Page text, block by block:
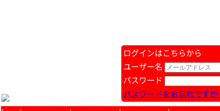
ログインはこちらから
ユーザー名
パスワード
パスワードをお忘れですか